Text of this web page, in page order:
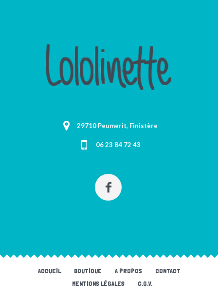
29710 Peumerit, Finistère
06 23 84 72 43
ACCUEIL BOUTIQUE A PROPOS
CONTACT
MENTIONS LÉGALES
C.G.V.